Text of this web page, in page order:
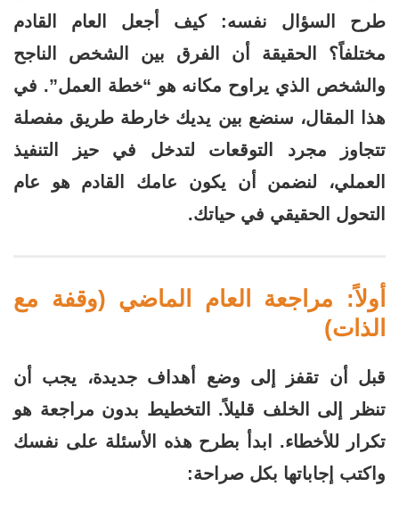
المالية
والشخصية
طرح السؤال نفسه: كيف أجعل العام القادم
مختلفاً؟ الحقيقة أن الفرق بين الشخص الناجح
والشخص الذي يراوح مكانه هو “خطة العمل”. في
هذا المقال، سنضع بين يديك خارطة طريق مفصلة
تتجاوز مجرد التوقعات لتدخل في حيز التنفيذ
العملي، لنضمن أن يكون عامك القادم هو عام
التحول الحقيقي في حياتك.
أولاً: مراجعة العام الماضي (وقفة مع
الذات)
قبل أن تقفز إلى وضع أهداف جديدة، يجب أن
تنظر إلى الخلف قليلاً. التخطيط بدون مراجعة هو
تكرار للأخطاء. ابدأ بطرح هذه الأسئلة على نفسك
واكتب إجاباتها بكل صراحة: